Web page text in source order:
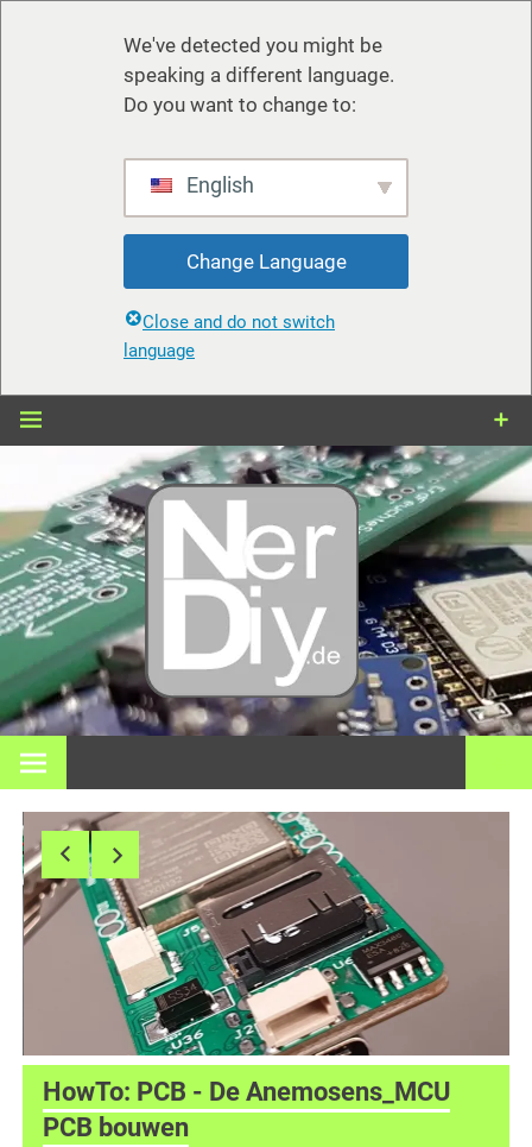
We've detected you might be
speaking a different language.
Do you want to change to:
English
Change Language
Close and do not switch
language
Zum
3D
Op nerdiy.de draait alles om elektronica, DIY, 3D-printen,
smart home en vele andere technische onderwerpen.
HowTo: PCB - De Anemosens_MCU
PCB bouwen